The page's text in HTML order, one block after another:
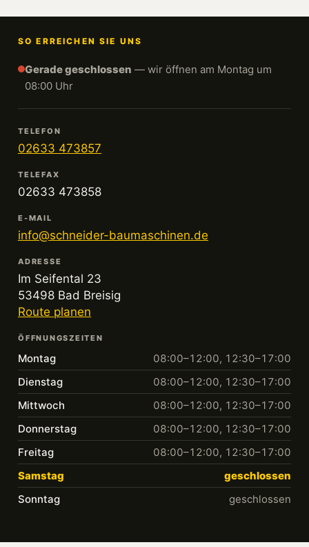
SO ERREICHEN SIE UNS
Gerade geschlossen — wir öffnen am Montag um
08:00 Uhr
TELEFON
02633 473857
TELEFAX
02633 473858
E-MAIL
info@schneider-baumaschinen.de
ADRESSE
Im Seifental 23
53498 Bad Breisig
Route planen
ÖFFNUNGSZEITEN
Montag
08:00–12:00, 12:30–17:00
Dienstag
08:00–12:00, 12:30–17:00
Mittwoch
08:00–12:00, 12:30–17:00
Donnerstag
08:00–12:00, 12:30–17:00
Freitag
08:00–12:00, 12:30–17:00
Samstag
geschlossen
Sonntag
geschlossen